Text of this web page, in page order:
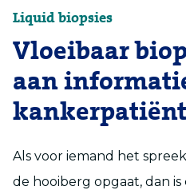
Liquid biopsies
Vloeibaar
aan
kankerpatiënt
Als voor iemand het
de hooiberg opgaat, dan